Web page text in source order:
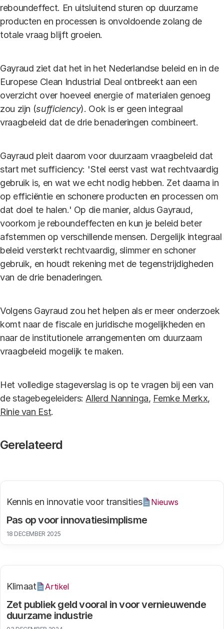
reboundeffect. En uitsluitend sturen op duurzame
producten en processen is onvoldoende zolang de
totale vraag blijft groeien.
Gayraud ziet dat het in het Nederlandse beleid en in de
Europese Clean Industrial Deal ontbreekt aan een
overzicht over hoeveel energie of materialen genoeg
zou zijn (sufficiency). Ook is er geen integraal
vraagbeleid dat de drie benaderingen combineert.
Gayraud pleit daarom voor duurzaam vraagbeleid dat
start met sufficiency: 'Stel eerst vast wat rechtvaardig
gebruik is, en wat we echt nodig hebben. Zet daarna in
op efficiëntie en schonere producten en processen om
dat doel te halen.' Op die manier, aldus Gayraud,
voorkom je reboundeffecten en kun je beleid beter
afstemmen op verschillende mensen. Dergelijk integraal
beleid versterkt rechtvaardig, slimmer en schoner
gebruik, en houdt rekening met de tegenstrijdigheden
van de drie benaderingen.
Volgens Gayraud zou het helpen als er meer onderzoek
komt naar de fiscale en juridische mogelijkheden en
naar de institutionele arrangementen om duurzaam
vraagbeleid mogelijk te maken.
Het volledige stageverslag is op te vragen bij een van
de stagebegeleiders: Allerd Nanninga, Femke Merkx,
Rinie van Est.
Gerelateerd
Pas op voor innovatiesimplisme
Kennis en innovatie voor transities Nieuws
18 DECEMBER 2025
Zet publiek geld vooral in voor vernieuwende
duurzame industrie
Klimaat Artikel